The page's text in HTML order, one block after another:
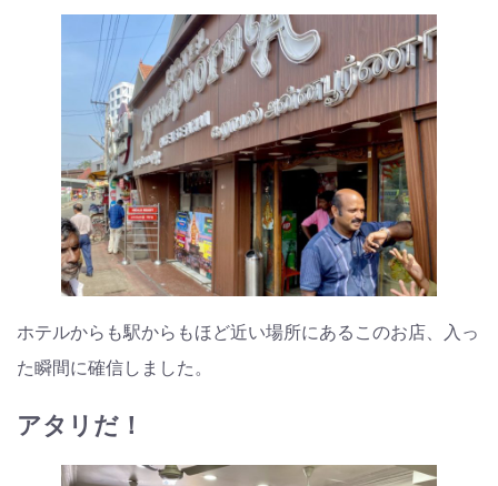
ホテルからも駅からもほど近い場所にあるこのお店、入っ
た瞬間に確信しました。
アタリだ！